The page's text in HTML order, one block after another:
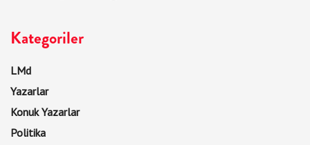
Kategoriler
LMd
Yazarlar
Konuk Yazarlar
Politika